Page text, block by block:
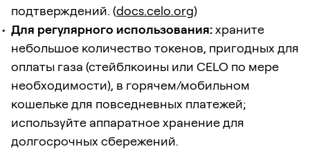
подтверждений. (docs.celo.org)
Для регулярного использования:храните
небольшое количество токенов, пригодных для
оплаты газа (стейблкоины или CELO по мере
необходимости), в горячем/мобильном
кошельке для повседневных платежей;
используйте аппаратное хранение для
долгосрочных сбережений.